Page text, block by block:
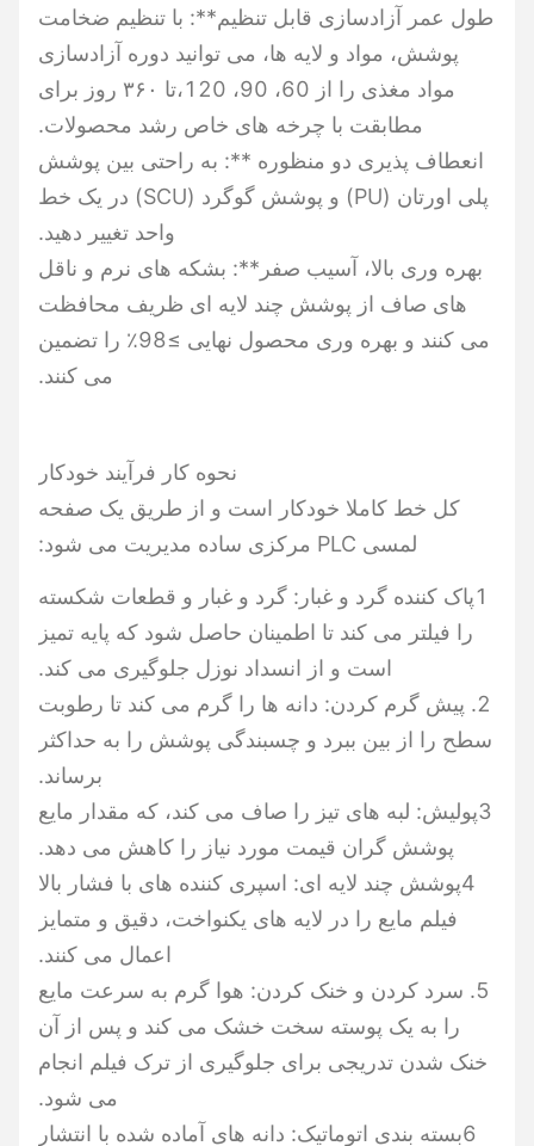
طول عمر آزادسازی قابل تنظیم**: با تنظیم ضخامت
پوشش، مواد و لایه ها، می توانید دوره آزادسازی
مواد مغذی را از 60، 90، 120،تا ۳۶۰ روز برای
مطابقت با چرخه های خاص رشد محصولات.
انعطاف پذیری دو منظوره **: به راحتی بین پوشش
پلی اورتان (PU) و پوشش گوگرد (SCU) در یک خط
واحد تغییر دهید.
بهره وری بالا، آسیب صفر**: بشکه های نرم و ناقل
های صاف از پوشش چند لایه ای ظریف محافظت
می کنند و بهره وری محصول نهایی ≥98٪ را تضمین
می کنند.
نحوه کار فرآیند خودکار
کل خط کاملا خودکار است و از طریق یک صفحه
لمسی PLC مرکزی ساده مدیریت می شود:
1پاک کننده گرد و غبار: گرد و غبار و قطعات شکسته
را فیلتر می کند تا اطمینان حاصل شود که پایه تمیز
است و از انسداد نوزل جلوگیری می کند.
2. پیش گرم کردن: دانه ها را گرم می کند تا رطوبت
سطح را از بین ببرد و چسبندگی پوشش را به حداکثر
برساند.
3پولیش: لبه های تیز را صاف می کند، که مقدار مایع
پوشش گران قیمت مورد نیاز را کاهش می دهد.
4پوشش چند لایه ای: اسپری کننده های با فشار بالا
فیلم مایع را در لایه های یکنواخت، دقیق و متمایز
اعمال می کنند.
5. سرد کردن و خنک کردن: هوا گرم به سرعت مایع
را به یک پوسته سخت خشک می کند و پس از آن
خنک شدن تدریجی برای جلوگیری از ترک فیلم انجام
می شود.
6بسته بندی اتوماتیک: دانه های آماده شده با انتشار